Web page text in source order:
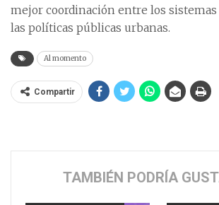
mejor coordinación entre los
las políticas públicas urbanas.
Al momento
Compartir
TAMBIÉN PODRÍA